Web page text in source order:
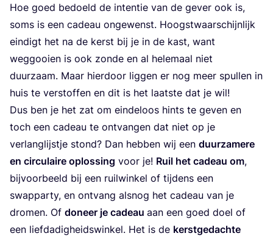
Hoe goed bedoeld de inten­tie van de gever ook is,
soms is een cadeau onge­wenst. Hoogst­waar­schijn­lijk
ein­digt het na de kerst bij je in de kast, want
weg­gooi­en is ook zon­de en al hele­maal niet
duur­zaam. Maar hier­door lig­gen er nog meer spul­len in
huis te ver­stof­fen en dit is het laat­ste dat je wil!
Dus ben je het zat om ein­de­loos hints te geven en
toch een cadeau te ont­van­gen dat niet op je
ver­lang­lijst­je stond? Dan heb­ben wij een duur­za­me­re
en cir­cu­lai­re oplos­sing voor je! Ruil het cadeau om,
bij­voor­beeld bij een ruil­win­kel of tij­dens een
swap­par­ty, en ont­vang als­nog het cadeau van je
dro­men. Of doneer je cadeau aan een goed doel of
een lief­da­dig­heids­win­kel. Het is de kerst­ge­dach­te